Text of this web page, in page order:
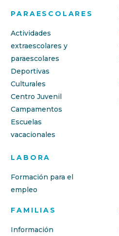
PARAESCOLARES
Actividades
extraescolares y
paraescolares
Deportivas
Culturales
Centro Juvenil
Campamentos
Escuelas
vacacionales
LABORA
Formación para el
empleo
FAMILIAS
Información